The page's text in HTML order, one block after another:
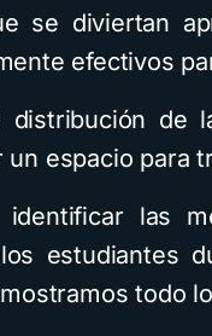
se diviertan
efectivos
de
un espacio para
identificar las
estudiantes
todo